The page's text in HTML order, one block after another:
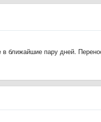
ближайшие пару дней.